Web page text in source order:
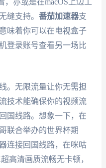
缝支持。 番茄加速器支
味着你可以在电视盒子
登录账号查看另一场比
。无限流量让你无需担
技术能确保你的视频流
国线路。想象一下，在
联合举办的世界杯期
连接回国线路，在咪咕
高清画质流畅无卡顿，